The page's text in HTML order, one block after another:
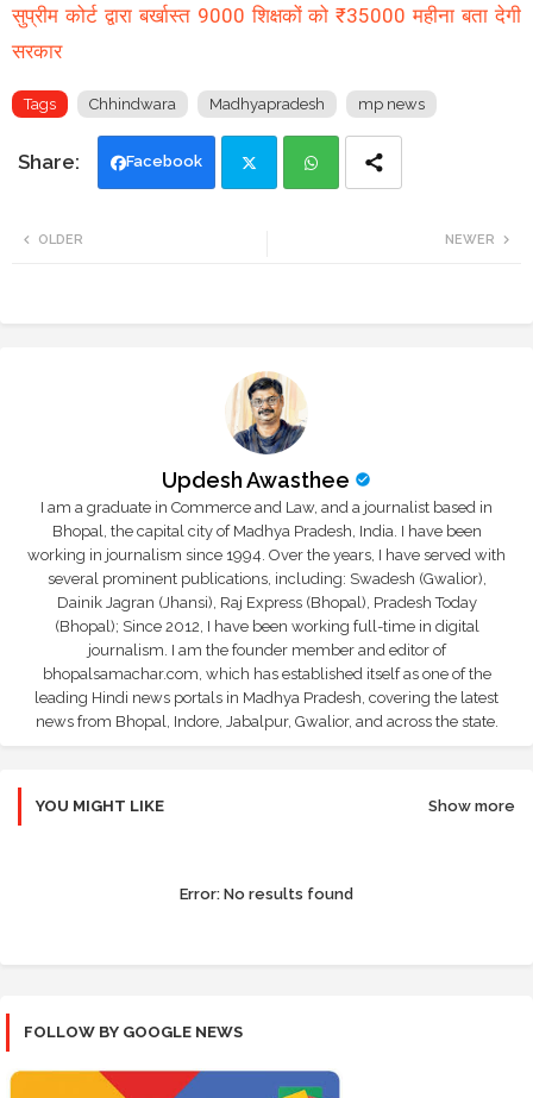
सुप्रीम कोर्ट द्वारा बर्खास्त 9000 शिक्षकों को ₹35000 महीना बता देगी
सरकार
Tags Chhindwara Madhyapradesh mp news
Facebook
NEWER
OLDER
Updesh Awasthee
I am a graduate in Commerce and Law, and a journalist based in
Bhopal, the capital city of Madhya Pradesh, India. I have been
working in journalism since 1994. Over the years, I have served with
several prominent publications, including: Swadesh (Gwalior),
Dainik Jagran (Jhansi), Raj Express (Bhopal), Pradesh Today
(Bhopal); Since 2012, I have been working full-time in digital
journalism. I am the founder member and editor of
bhopalsamachar.com, which has established itself as one of the
leading Hindi news portals in Madhya Pradesh, covering the latest
news from Bhopal, Indore, Jabalpur, Gwalior, and across the state.
YOU MIGHT LIKE Show more
Error: No results found
FOLLOW BY GOOGLE NEWS